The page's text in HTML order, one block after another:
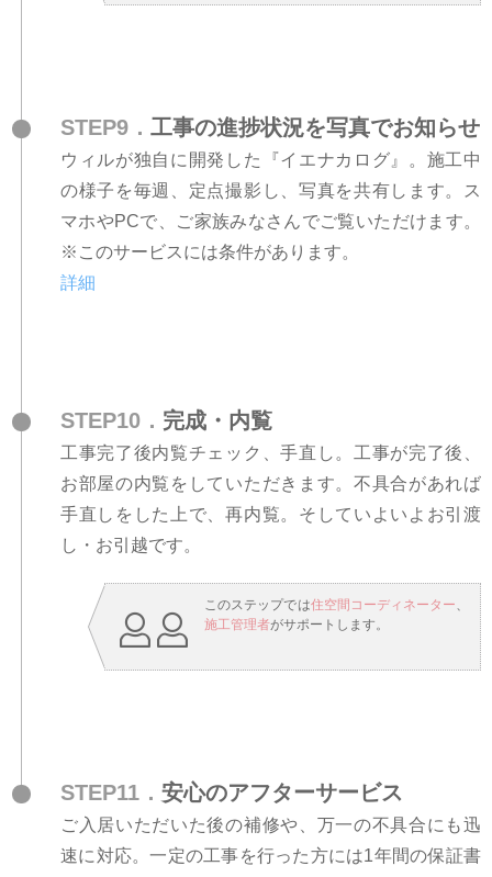
STEP9． 工事の進捗状況を写真でお知らせ
ウィルが独自に開発した『イエナカログ』。施工中
の様子を毎週、定点撮影し、写真を共有します。ス
マホやPCで、ご家族みなさんでご覧いただけます。
※このサービスには条件があります。
詳細
STEP10． 完成・内覧
工事完了後内覧チェック、手直し。工事が完了後、
お部屋の内覧をしていただきます。不具合があれば
手直しをした上で、再内覧。そしていよいよお引渡
し・お引越です。
このステップでは住空間コーディネーター、
施工管理者がサポートします。
STEP11． 安心のアフターサービス
ご入居いただいた後の補修や、万一の不具合にも迅
速に対応。一定の工事を行った方には1年間の保証書